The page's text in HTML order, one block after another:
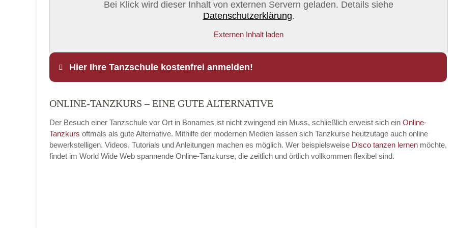
Bei Klick wird dieser Inhalt von externen Servern geladen. Details siehe
Datenschutzerklärung.
Externen Inhalt laden
Hier Ihre Tanzschule kostenfrei anmelden!
E-Mail*
ONLINE-TANZKURS – EINE GUTE ALTERNATIVE
Der Besuch einer Tanzschule vor Ort in Bonames ist nicht zwingend ein Muss, schließlich erweist sich ein Online-
Tanzkurs oftmals als gute Alternative. Mithilfe der modernen Medien lassen sich Tanzkurse heutzutage auch online
bewerkstelligen. Videos, Tutorials und Anleitungen machen es möglich. Wer beispielsweise Disco tanzen lernen möchte,
findet im World Wide Web spannende Online-Tanzkurse, die zeitlich und örtlich vollkommen flexibel sind.